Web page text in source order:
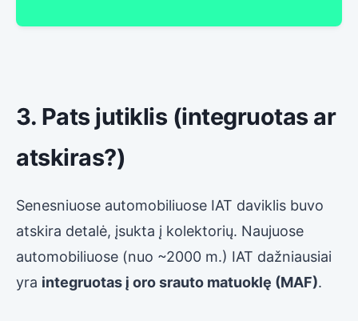
3. Pats jutiklis (integruotas ar
atskiras?)
Senesniuose automobiliuose IAT daviklis buvo
atskira detalė, įsukta į kolektorių. Naujuose
automobiliuose (nuo ~2000 m.) IAT dažniausiai
yra integruotas į oro srauto matuoklę (MAF).